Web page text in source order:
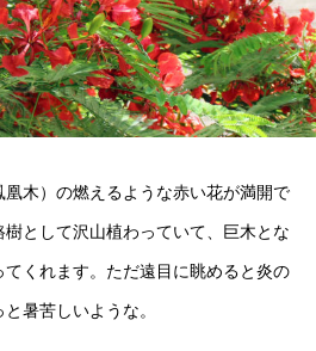
木）の燃えるような赤い花が満開で
として沢山植わっていて、巨木とな
てくれます。ただ遠目に眺めると炎の
暑苦しいような。